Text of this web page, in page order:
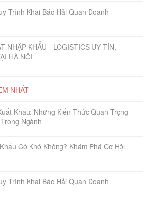
Trình Khai Báo Hải Quan Doanh
NHẬP KHẨU - LOGISTICS UY TÍN,
HÀ NỘI
NHẤT
Khẩu: Những Kiến Thức Quan Trọng
Ngành
Có Khó Không? Khám Phá Cơ Hội
Trình Khai Báo Hải Quan Doanh